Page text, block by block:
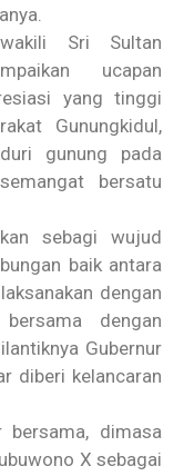
Sri Sultan
ucapan
yang tinggi
Gunungkidul,
gunung pada
bersatu
sebagi wujud
baik antara
dengan
dengan
Gubernur
diberi kelancaran
dimasa
X sebagai